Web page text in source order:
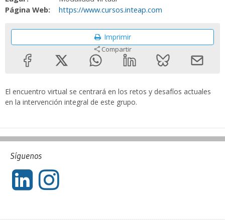
Página Web:
https://www.cursos.inteap.com
Imprimir
Compartir
El encuentro virtual se centrará en los retos y desafíos actuales
en la intervención integral de este grupo.
Síguenos